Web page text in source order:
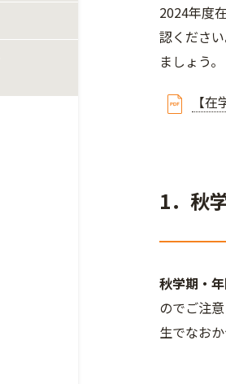
2024年度
認くださ
ましょう。
【
1．秋
秋学期・
のでご注
生でなお